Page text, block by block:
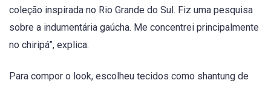
coleção inspirada no Rio Grande do Sul. Fiz uma pesquisa
sobre a indumentária gaúcha. Me concentrei principalmente
no chiripá”, explica.
Para compor o look, escolheu tecidos como shantung de